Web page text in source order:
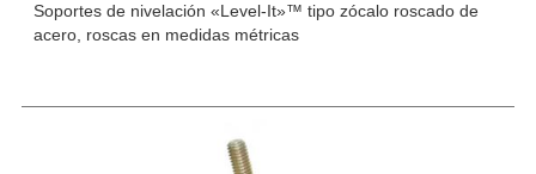
Soportes de nivelación «Level-It»™ tipo zócalo roscado de
acero, roscas en medidas métricas